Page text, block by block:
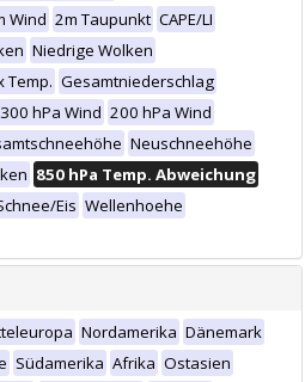
Wind 2m Taupunkt CAPE/LI
Niedrige Wolken
Temp. Gesamtniederschlag
300 hPa Wind 200 hPa Wind
Neuschneehöhe
850 hPa Temp. Abweichung
Eis Wellenhoehe
Nordamerika Dänemark
Südamerika Afrika Ostasien